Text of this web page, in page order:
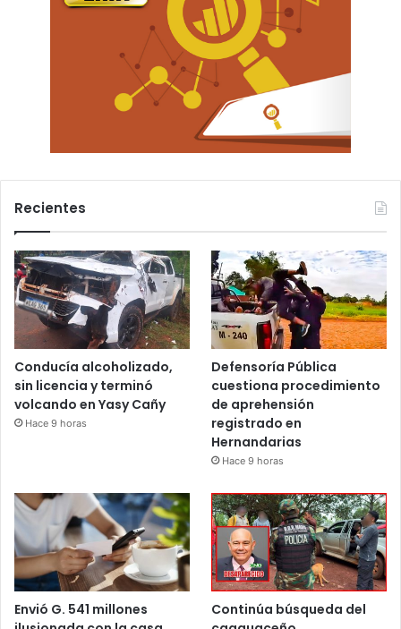
Recientes
Conducía alcoholizado,
sin licencia y terminó
volcando en Yasy Cañy
Hace 9 horas
Defensoría Pública
cuestiona procedimiento
de aprehensión
registrado en
Hernandarias
Hace 9 horas
Envió G. 541 millones
Continúa búsqueda del